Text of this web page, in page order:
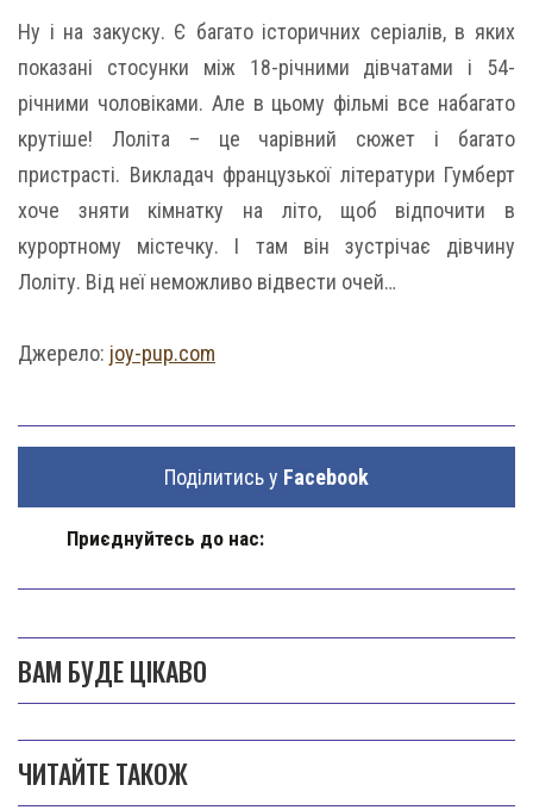
Ну і на закуску. Є багато історичних серіалів, в яких
показані стосунки між 18-річними дівчатами і 54-
річними чоловіками. Але в цьому фільмі все набагато
крутіше! Лоліта – це чарівний сюжет і багато
пристрасті. Викладач французької літератури Гумберт
хоче зняти кімнатку на літо, щоб відпочити в
курортному містечку. І там він зустрічає дівчину
Лоліту. Від неї неможливо відвести очей…
Джерело: joy-pup.com
Поділитись у Facebook
Приєднуйтесь до нас:
ВАМ БУДЕ ЦІКАВО
ЧИТАЙТЕ ТАКОЖ